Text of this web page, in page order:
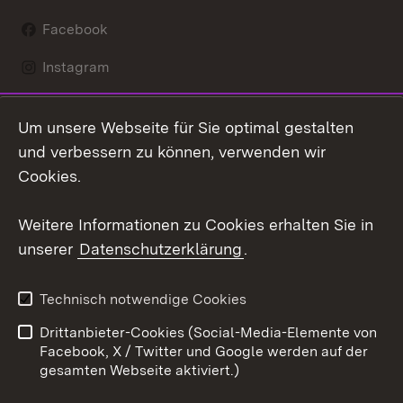
Facebook
Instagram
Mastodon
Youtube
Kontakt
Datenschutz
Barrierefreiheit
Impressum Cookies
Um unsere Webseite für Sie optimal gestalten
und verbessern zu können, verwenden wir
Cookies.
Weitere Informationen zu Cookies erhalten Sie in
unserer Datenschutzerklärung.
Technisch notwendige Cookies
Drittanbieter-Cookies (Social-Media-Elemente von
Facebook, X / Twitter und Google werden auf der
gesamten Webseite aktiviert.)